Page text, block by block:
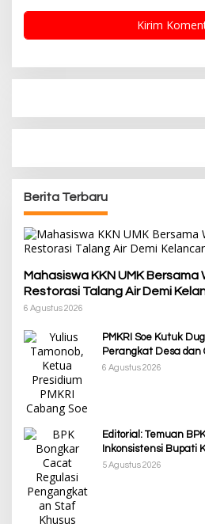
Berita Terbaru
Mahasiswa KKN UMK Bersama
Restorasi Talang Air Demi
6 Agustus 2026
PMKRI Soe Kutuk
Perangkat Desa dan
Ketimpangan
6 Agustus 2026
Editorial: Temuan
Inkonsistensi Bupati
Menjalankan Regulasi
5 Agustus 2026